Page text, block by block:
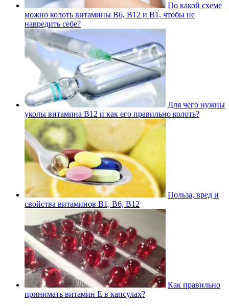
По какой схеме
можно колоть витамины В6, В12 и В1, чтобы не
навредить себе?
Для чего нужны
уколы витамина В12 и как его правильно колоть?
Польза, вред и
свойства витаминов В1, В6, В12
Как правильно
принимать витамин Е в капсулах?